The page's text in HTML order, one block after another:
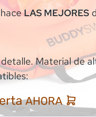
haceLAS MEJORES
Material de
AHORA